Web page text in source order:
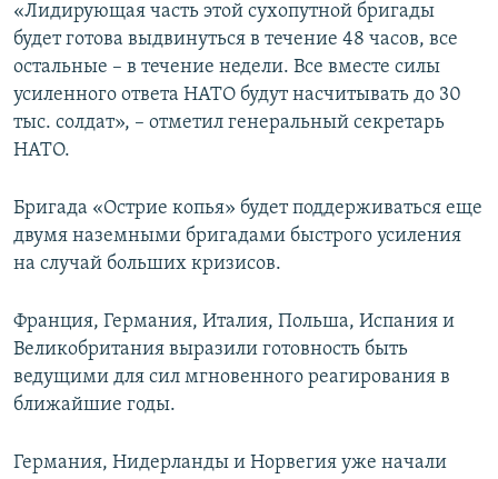
«Лидирующая часть этой сухопутной бригады
будет готова выдвинуться в течение 48 часов, все
остальные – в течение недели. Все вместе силы
усиленного ответа НАТО будут насчитывать до 30
тыс. солдат», – отметил генеральный секретарь
НАТО.
Бригада «Острие копья» будет поддерживаться еще
двумя наземными бригадами быстрого усиления
на случай больших кризисов.
Франция, Германия, Италия, Польша, Испания и
Великобритания выразили готовность быть
ведущими для сил мгновенного реагирования в
ближайшие годы.
Германия, Нидерланды и Норвегия уже начали